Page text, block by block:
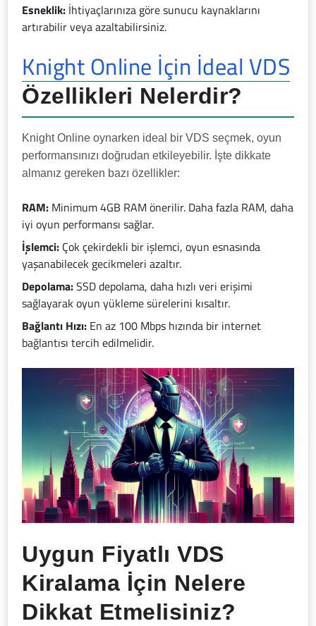
Esneklik: İhtiyaçlarınıza göre sunucu kaynaklarını
artırabilir veya azaltabilirsiniz.
Knight Online İçin İdeal VDS
Özellikleri Nelerdir?
Knight Online oynarken ideal bir VDS seçmek, oyun
performansınızı doğrudan etkileyebilir. İşte dikkate
almanız gereken bazı özellikler:
RAM: Minimum 4GB RAM önerilir. Daha fazla RAM, daha
iyi oyun performansı sağlar.
İşlemci: Çok çekirdekli bir işlemci, oyun esnasında
yaşanabilecek gecikmeleri azaltır.
Depolama:SSD depolama, daha hızlı veri erişimi
sağlayarak oyun yükleme sürelerini kısaltır.
Bağlantı Hızı: En az 100 Mbps hızında bir internet
bağlantısı tercih edilmelidir.
Uygun Fiyatlı VDS
Kiralama İçin Nelere
Dikkat Etmelisiniz?